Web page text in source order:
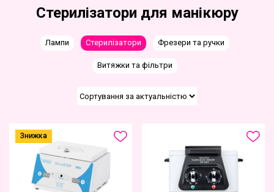
Стерилізатори для манікюру
Лампи Стерилізатори Фрезери та ручки
Витяжки та фільтри
Знижка